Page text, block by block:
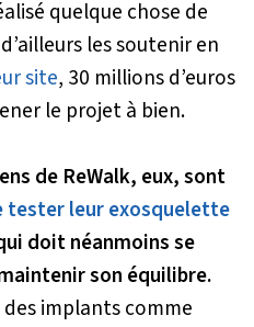
quelque chose de
les soutenir en
site, 30 millions d’euros
le projet à bien.
de ReWalk, eux, sont
tester leur exosquelette
doit néanmoins se
son équilibre.
des implants comme